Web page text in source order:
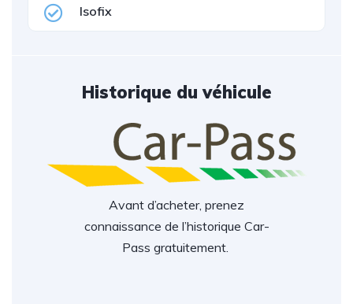
Isofix
Historique du véhicule
Avant d’acheter, prenez
connaissance de l’historique Car-
Pass gratuitement.